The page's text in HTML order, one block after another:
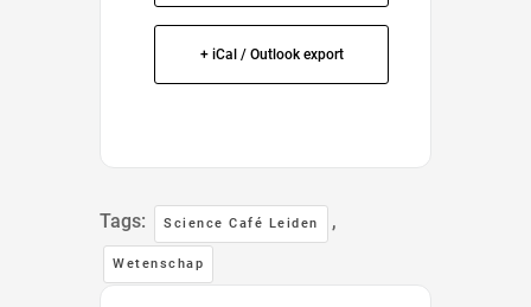
+ iCal / Outlook export
Tags: Science Café Leiden ,
Wetenschap